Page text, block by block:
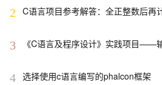
内功修炼/C语言】
2 C语言项目参考解答：全正整数后再
3 《C语言及程序设计》实践项目——
4 选择使用c语言编写的phalcon框架